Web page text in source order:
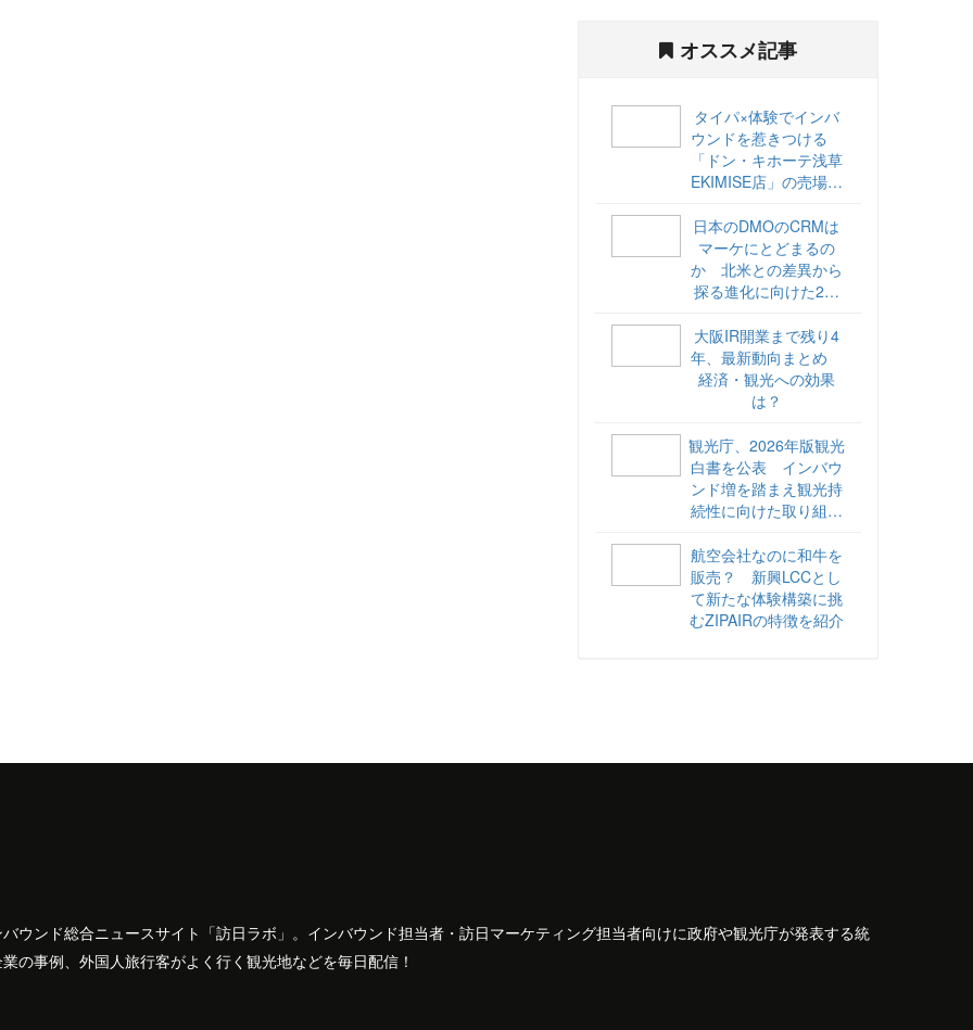
オススメ記事
タイパ×体験でインバ
ウンドを惹きつける
「ドン・キホーテ浅草
EKIMISE店」の売場づ
日本のDMOのCRMは
マーケにとどまるの
か 北米との差異から
探る進化に向けた2ス
海外DMOのリアル
vol.6】
大阪IR開業まで残り4
年、最新動向まとめ
経済・観光への効果
は？
観光庁、2026年版観光
白書を公表 インバウ
ンド増を踏まえ観光持
続性に向けた取り組み
航空会社なのに和牛を
販売？ 新興LCCとし
て新たな体験構築に挑
むZIPAIRの特徴を紹介
ウンド総合ニュースサイト「訪日ラボ」。インバウンド担当者・訪日マーケティング担当者向けに政府や観光庁が発表する統
の事例、外国人旅行客がよく行く観光地などを毎日配信！